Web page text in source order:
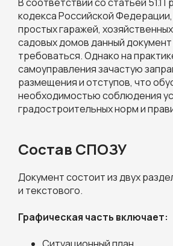
кодекса Российской
простых гаражей,
садовых домов данный
требоваться. Однако на
самоуправления зачастую
размещения и отступов, что
необходимостью соблюдения
градостроительных норм и
Состав СПОЗУ
Документ состоит из двух
и текстового.
Графическая часть включает: